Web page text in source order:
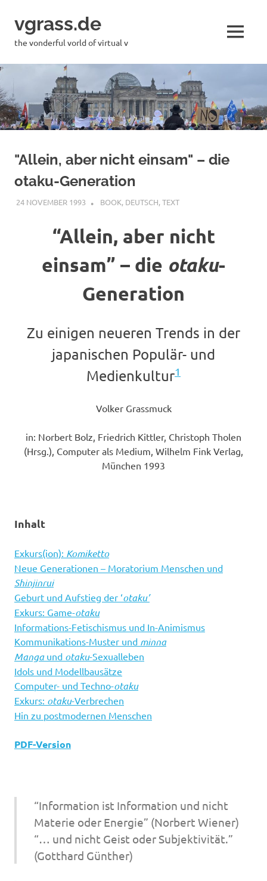
content
vgrass.de
the vonderful vorld of virtual v MENU
"Allein, aber nicht einsam" – die
otaku-Generation
24 NOVEMBER 1993 VGRASS
BOOK, DEUTSCH,TEXT
“Allein, aber nicht
einsam” – die otaku-
Generation
Zu einigen neueren Trends in der
japanischen Populär- und
Medienkultur1
Volker Grassmuck
in: Norbert Bolz, Friedrich Kittler, Christoph Tholen
(Hrsg.), Computer als Medium, Wilhelm Fink Verlag,
München 1993
Inhalt
Exkurs(ion): Komiketto
Neue Generationen – Moratorium Menschen und
Shinjinrui
Geburt und Aufstieg der ‘otaku’
Exkurs: Game-otaku
Informations-Fetischismus und In-Animismus
Kommunikations-Muster und minna
Mangaund otaku-Sexualleben
Idols und Modellbausätze
Computer- und Techno-otaku
Exkurs: otaku-Verbrechen
Hin zu postmodernen Menschen
PDF-Version
“Information ist Information und nicht
Materie oder Energie” (Norbert Wiener)
“… und nicht Geist oder Subjektivität.”
(Gotthard Günther)